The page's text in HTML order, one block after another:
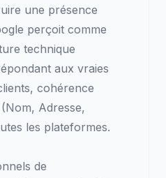
une présence
perçoit comme
technique
aux vraies
cohérence
Adresse,
les plateformes.
de